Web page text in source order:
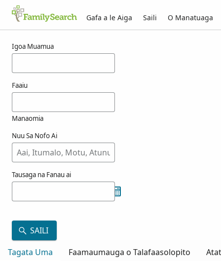
Gafa a le Aiga Saili O Manatuaga
Igoa Muamua
Faaiu
Manaomia
Nuu Sa Nofo Ai
Tausaga na Fanau ai
SAILI
Tagata Uma
Faamaumauga o Talafaasolopito